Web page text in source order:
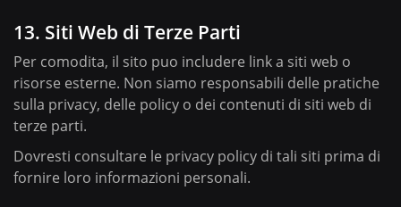
13. Siti Web di Terze Parti
Per comodita, il sito puo includere link a siti web o
risorse esterne. Non siamo responsabili delle pratiche
sulla privacy, delle policy o dei contenuti di siti web di
terze parti.
Dovresti consultare le privacy policy di tali siti prima di
fornire loro informazioni personali.